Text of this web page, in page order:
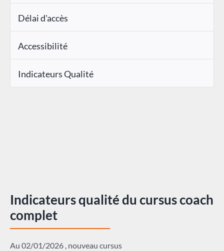
Délai d'accès
Accessibilité
Indicateurs Qualité
Indicateurs qualité du cursus coach
complet
Au 02/01/2026 , nouveau cursus